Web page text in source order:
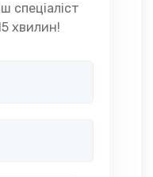
спеціаліст
хвилин!